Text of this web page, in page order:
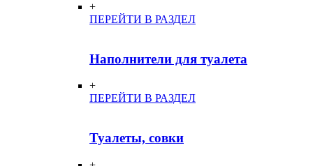
+
ПЕРЕЙТИ В РАЗДЕЛ
Наполнители для туалета
+
ПЕРЕЙТИ В РАЗДЕЛ
Туалеты, совки